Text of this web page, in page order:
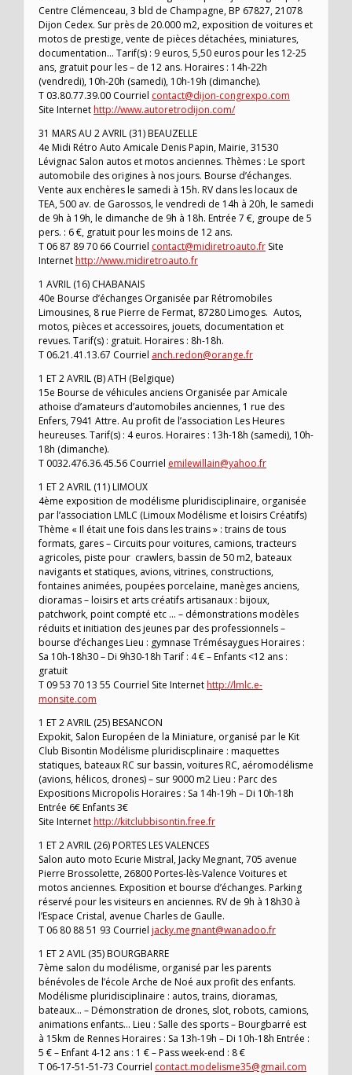
Centre Clémenceau, 3 bld de Champagne, BP 67827, 21078
Dijon Cedex. Sur près de 20.000 m2, exposition de voitures et
motos de prestige, vente de pièces détachées, miniatures,
documentation… Tarif(s) : 9 euros, 5,50 euros pour les 12-25
ans, gratuit pour les – de 12 ans. Horaires : 14h-22h
(vendredi), 10h-20h (samedi), 10h-19h (dimanche).
T 03.80.77.39.00 Courriel contact@dijon-congrexpo.com
Site Internethttp://www.autoretrodijon.com/
31 MARS AU 2 AVRIL (31) BEAUZELLE
4e Midi Rétro Auto Amicale Denis Papin, Mairie, 31530
Lévignac Salon autos et motos anciennes. Thèmes : Le sport
automobile des origines à nos jours. Bourse d’échanges.
Vente aux enchères le samedi à 15h. RV dans les locaux de
TEA, 500 av. de Garossos, le vendredi de 14h à 20h, le samedi
de 9h à 19h, le dimanche de 9h à 18h. Entrée 7 €, groupe de 5
pers. : 6 €, gratuit pour les moins de 12 ans.
T 06 87 89 70 66 Courriel contact@midiretroauto.fr Site
Internethttp://www.midiretroauto.fr
1 AVRIL (16) CHABANAIS
40e Bourse d’échanges Organisée par Rétromobiles
Limousines, 8 rue Pierre de Fermat, 87280 Limoges. Autos,
motos, pièces et accessoires, jouets, documentation et
revues. Tarif(s) : gratuit. Horaires : 8h-18h.
T 06.21.41.13.67 Courriel anch.redon@orange.fr
1 ET 2 AVRIL (B) ATH (Belgique)
15e Bourse de véhicules anciens Organisée par Amicale
athoise d’amateurs d’automobiles anciennes, 1 rue des
Enfers, 7941 Attre. Au profit de l’association Les Heures
heureuses. Tarif(s) : 4 euros. Horaires : 13h-18h (samedi), 10h-
18h (dimanche).
T 0032.476.36.45.56 Courriel emilewillain@yahoo.fr
1 ET 2 AVRIL (11) LIMOUX
4ème exposition de modélisme pluridisciplinaire, organisée
par l’association LMLC (Limoux Modélisme et loisirs Créatifs)
Thème « Il était une fois dans les trains » : trains de tous
formats, gares – Circuits pour voitures, camions, tracteurs
agricoles, piste pour crawlers, bassin de 50 m2, bateaux
navigants et statiques, avions, vitrines, constructions,
fontaines animées, poupées porcelaine, manèges anciens,
dioramas – loisirs et arts créatifs artisanaux : bijoux,
patchwork, point compté etc … – démonstrations modèles
réduits et initiation des jeunes par des professionnels –
bourse d’échanges Lieu : gymnase Trémésaygues Horaires :
Sa 10h-18h30 – Di 9h30-18h Tarif : 4 € – Enfants <12 ans :
gratuit
T 09 53 70 13 55 Courriel Site Internethttp://lmlc.e-
monsite.com
1 ET 2 AVRIL (25) BESANCON
Expokit, Salon Européen de la Miniature, organisé par le Kit
Club Bisontin Modélisme pluridiscplinaire : maquettes
statiques, bateaux RC sur bassin, voitures RC, aéromodélisme
(avions, hélicos, drones) – sur 9000 m2 Lieu : Parc des
Expositions Micropolis Horaires : Sa 14h-19h – Di 10h-18h
Entrée 6€ Enfants 3€
Site Internethttp://kitclubbisontin.free.fr
1 ET 2 AVRIL (26) PORTES LES VALENCES
Salon auto moto Ecurie Mistral, Jacky Megnant, 705 avenue
Pierre Brossolette, 26800 Portes-lès-Valence Voitures et
motos anciennes. Exposition et bourse d’échanges. Parking
réservé pour les visiteurs en anciennes. RV de 9h à 18h30 à
l’Espace Cristal, avenue Charles de Gaulle.
T 06 80 88 51 93 Courriel jacky.megnant@wanadoo.fr
1 ET 2 AVIL (35) BOURGBARRE
7ème salon du modélisme, organisé par les parents
bénévoles de l’école Arche de Noé aux profit des enfants.
Modélisme pluridisciplinaire : autos, trains, dioramas,
bateaux… – Démonstration de drones, slot, robots, camions,
animations enfants… Lieu : Salle des sports – Bourgbarré est
à 15km de Rennes Horaires : Sa 13h-19h – Di 10h-18h Entrée :
5 € – Enfant 4-12 ans : 1 € – Pass week-end : 8 €
T 06-17-51-51-73 Courriel contact.modelisme35@gmail.com